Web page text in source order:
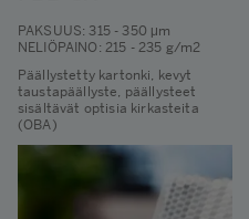
PAKSUUS: 315 - 350 μm
NELIÖPAINO : 215 - 235 g/m2
Päällystetty kartonki, kevyt
taustapäällyste, päällysteet
sisältävät optisia kirkasteita
(OBA)